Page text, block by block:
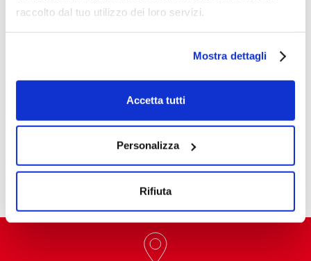
raccolto dal tuo utilizzo dei loro servizi.
Mostra dettagli
Accetta tutti
Personalizza
Rifiuta
NEWS
Coccoina protagonista di un progetto
Leggi tutte le news